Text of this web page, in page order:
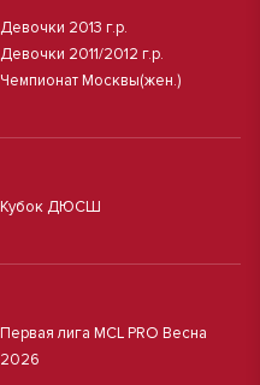
Девочки 2013 г.р.
Девочки 2011/2012 г.р.
Чемпионат Москвы(жен.)
Кубок ДЮСШ
Первая лига MCL PRO Весна
2026